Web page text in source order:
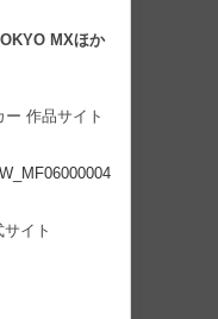
MXほか
作品サイト
イト